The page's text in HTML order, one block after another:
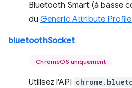
Bluetooth Smart (à basse
du Generic Attribute Profile
bluetoothSocket
ChromeOS uniquement
Utilisez l'API